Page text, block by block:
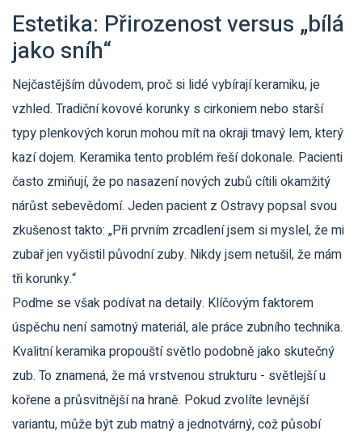
Estetika: Přirozenost versus „bílá
jako sníh“
Nejčastějším důvodem, proč si lidé vybírají keramiku, je
vzhled. Tradiční kovové korunky s cirkoniem nebo starší
typy plenkových korun mohou mít na okraji tmavý lem, který
kazí dojem. Keramika tento problém řeší dokonale. Pacienti
často zmiňují, že po nasazení nových zubů cítili okamžitý
nárůst sebevědomí. Jeden pacient z Ostravy popsal svou
zkušenost takto: „Při prvním zrcadlení jsem si myslel, že mi
zubař jen vyčistil původní zuby. Nikdy jsem netušil, že mám
tři korunky.“
Poďme se však podívat na detaily. Klíčovým faktorem
úspěchu není samotný materiál, ale práce zubního technika.
Kvalitní keramika propouští světlo podobně jako skutečný
zub. To znamená, že má vrstvenou strukturu - světlejší u
kořene a průsvitnější na hraně. Pokud zvolíte levnější
variantu, může být zub matný a jednotvárný, což působí